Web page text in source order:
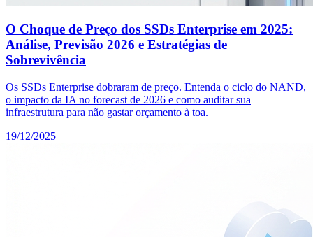
O Choque de Preço dos SSDs Enterprise em 2025:
Análise, Previsão 2026 e Estratégias de
Sobrevivência
Os SSDs Enterprise dobraram de preço. Entenda o ciclo do NAND,
o impacto da IA no forecast de 2026 e como auditar sua
infraestrutura para não gastar orçamento à toa.
19/12/2025